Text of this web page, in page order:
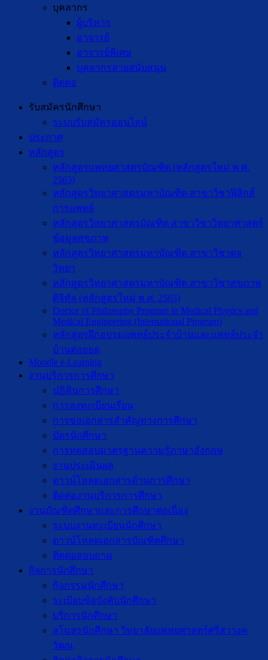
บุคลากร
ผู้บริหาร
อาจารย์
อาจารย์พิเศษ
บุคลากรสายสนับสนุน
ติดต่อ
รับสมัครนักศึกษา
ระบบรับสมัครออนไลน์
ประกาศ
หลักสูตร
หลักสูตรแพทยศาสตรบัณฑิต (หลักสูตรใหม่ พ.ศ.
2563)
หลักสูตรวิทยาศาสตรมหาบัณฑิต สาขาวิชาฟิสิกส์
การแพทย์
หลักสูตรวิทยาศาสตรบัณฑิต สาขาวิชาวิทยาศาสตร์
ข้อมูลสุขภาพ
หลักสูตรวิทยาศาสตรมหาบัณฑิต สาขาวิชาตจ
วิทยา
หลักสูตรวิทยาศาสตรมหาบัณฑิต สาขาวิชาสุขภาพ
ดิจิทัล (หลักสูตรใหม่ พ.ศ. 2565)
Doctor of Philosophy Program in Medical Physics and
Medical Engineering (International Program)
หลักสูตรฝึกอบรมแพทย์ประจำบ้านและแพทย์ประจำ
บ้านต่อยอด
Moodle e-Learning
งานบริการการศึกษา
ปฎิทินการศึกษา
การลงทะเบียนเรียน
การขอเอกสารสำคัญทางการศึกษา
บัตรนักศึกษา
การทดสอบมาตรฐานความรู้ภาษาอังกฤษ
งานประเมินผล
ดาวน์โหลดเอกสารด้านการศึกษา
ติดต่องานบริการการศึกษา
งานบัณฑิตศึกษาเเละการศึกษาต่อเนื่อง
ระบบงานทะเบียนนักศึกษา
ดาวน์โหลดเอกสารบัณฑิตศึกษา
ติดต่อสอบถาม
กิจการนักศึกษา
กิจกรรมนักศึกษา
ระเบียบข้อบังคับนักศึกษา
บริการนักศึกษา
สโมสรนักศึกษา วิทยาลัยแพทยศาสตร์ศรีสวางค
วัฒน